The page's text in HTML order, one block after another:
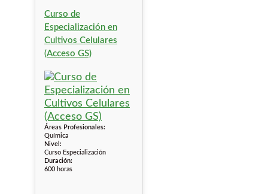
Curso de
Especialización en
Cultivos Celulares
(Acceso GS)
Áreas Profesionales:
Química
Nivel:
Curso Especialización
Duración:
600 horas